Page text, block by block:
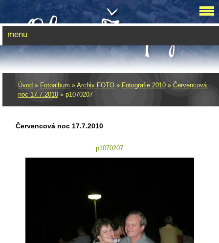
Úvod » Fotoalbum » Archiv FOTO » Fotografie 2010 » Červencová
noc 17.7.2010 » p1070207
Červencová noc 17.7.2010
p1070207
menu